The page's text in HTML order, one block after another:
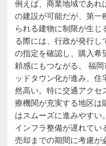
例えば、商業地域であれ
の建設が可能だが、第一
られる建物に制限が生
る際には、行政が発行
の指定を確認し、購入希
頼感にもつながる。 福
ッドタウン化が進み、
然高い。特に交通アクセ
療機関が充実する地区は
はスムーズに進みやす
インフラ整備が遅れて
売却までの期間に考慮が